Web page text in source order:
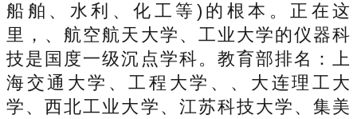
船舶、水利、化工等)的根本。正在这
里，、航空航天大学、工业大学的仪器科
技是国度一级沉点学科。教育部排名：上
海交通大学、工程大学、、大连理工大
学、西北工业大学、江苏科技大学、集美